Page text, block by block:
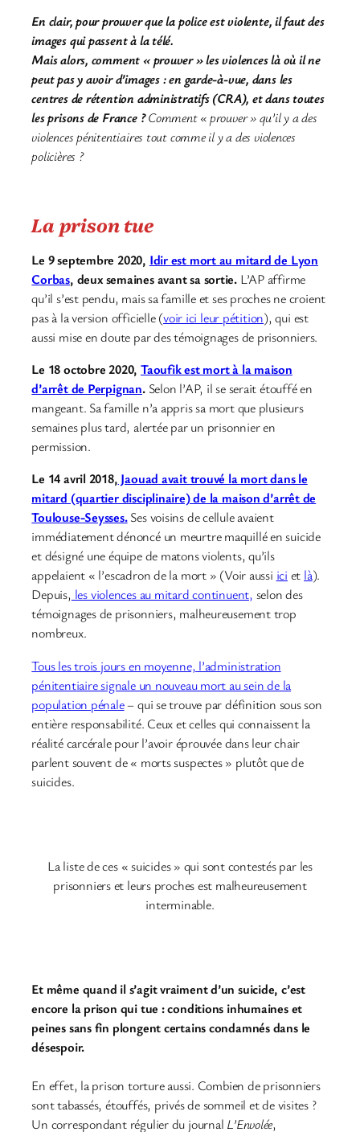
En clair, pour prouver que la police est violente, il faut des
images qui passent à la télé.
Mais alors, comment « prouver » les violences là où il ne
peut pas y avoir d’images : en garde-à-vue, dans les
centres de rétention administratifs (CRA), et dans toutes
les prisons de France ?Comment « prouver » qu’il y a des
violences pénitentiaires tout comme il y a des violences
policières ?
La prison tue
Le 9 septembre 2020, Idir est mort au mitard de Lyon
Corbas, deux semaines avant sa sortie. L’AP affirme
qu’il s’est pendu, mais sa famille et ses proches ne croient
pas à la version officielle (voir ici leur pétition), qui est
aussi mise en doute par des témoignages de prisonniers.
Le 18 octobre 2020, Taoufik est mort à la maison
d’arrêt de Perpignan. Selon l’AP, il se serait étouffé en
mangeant. Sa famille n’a appris sa mort que plusieurs
semaines plus tard, alertée par un prisonnier en
permission.
Le 14 avril 2018, Jaouad avait trouvé la mort dans le
mitard (quartier disciplinaire) de la maison d’arrêt de
Toulouse-Seysses.Ses voisins de cellule avaient
immédiatement dénoncé un meurtre maquillé en suicide
et désigné une équipe de matons violents, qu’ils
appelaient « l’escadron de la mort » (Voir aussi ici et là).
Depuis, les violences au mitard continuent, selon des
témoignages de prisonniers, malheureusement trop
nombreux.
Tous les trois jours en moyenne, l’administration
pénitentiaire signale un nouveau mort au sein de la
population pénale– qui se trouve par définition sous son
entière responsabilité. Ceux et celles qui connaissent la
réalité carcérale pour l’avoir éprouvée dans leur chair
parlent souvent de « morts suspectes » plutôt que de
suicides.
La liste de ces « suicides » qui sont contestés par les
prisonniers et leurs proches est malheureusement
interminable.
Et même quand il s’agit vraiment d’un suicide, c’est
encore la prison qui tue : conditions inhumaines et
peines sans fin plongent certains condamnés dans le
désespoir.
En effet, la prison torture aussi. Combien de prisonniers
sont tabassés, étouffés, privés de sommeil et de visites ?
Un correspondant régulier du journal L’Envolée,